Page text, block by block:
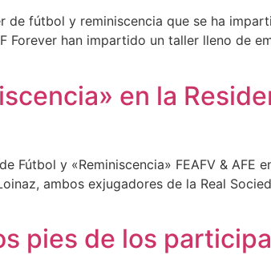
fútbol y reminiscencia que se ha
Forever han impartido un taller lleno de
en la
Fútbol y «Reminiscencia» FEAFV & AFE
ambos exjugadores de la Real
pies de los